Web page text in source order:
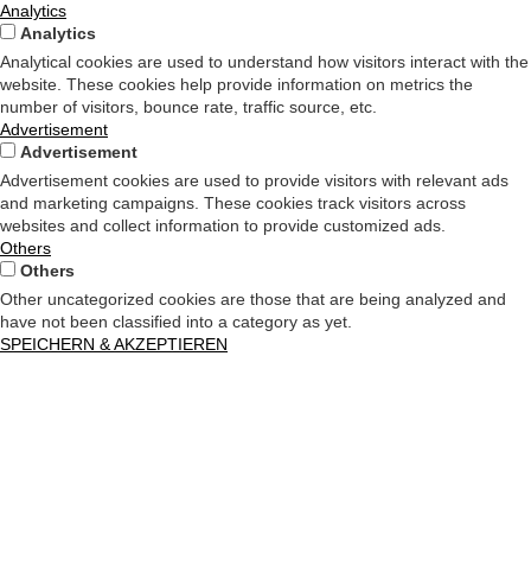
Analytics
Analytics
Analytical cookies are used to understand how visitors interact with the
website. These cookies help provide information on metrics the
number of visitors, bounce rate, traffic source, etc.
Advertisement
Advertisement
Advertisement cookies are used to provide visitors with relevant ads
and marketing campaigns. These cookies track visitors across
websites and collect information to provide customized ads.
Others
Others
Other uncategorized cookies are those that are being analyzed and
have not been classified into a category as yet.
SPEICHERN & AKZEPTIEREN